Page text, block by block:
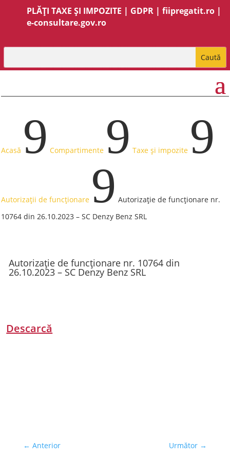
PLĂȚI TAXE ȘI IMPOZITE | GDPR |fiipregatit.ro |
e-consultare.gov.ro
Acasă 9 Compartimente 9 Taxe și impozite 9
Autorizații de funcționare 9 Autorizație de funcționare nr.
10764 din 26.10.2023 – SC Denzy Benz SRL
Autorizație de funcționare nr. 10764 din
26.10.2023 – SC Denzy Benz SRL
Descarcă
← Anterior Următor →